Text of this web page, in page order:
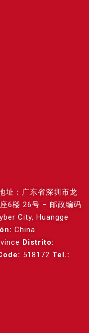
址：广东省深圳市龙
6楼 26号 – 邮政编码
City, Huangge
China
Distrito:
518172 Tel.: